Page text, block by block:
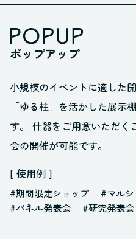
ポップアップ
小規模のイベントに適した
「ゆる柱」を活かした展示
す。 什器をご用意いただく
会の開催が可能です。
[ 使用例 ]
#期間限定ショップ #マルシ
#パネル発表会
#研究発表会